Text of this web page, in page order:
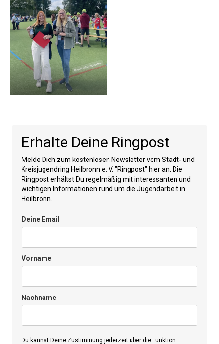
Erhalte Deine Ringpost
Melde Dich zum kostenlosen Newsletter vom Stadt- und
Kreisjugendring Heilbronn e. V. "Ringpost" hier an. Die
Ringpost erhältst Du regelmäßig mit interessanten und
wichtigen Informationen rund um die Jugendarbeit in
Heilbronn.
Deine Email
Vorname
Nachname
Du kannst Deine Zustimmung jederzeit über die Funktion